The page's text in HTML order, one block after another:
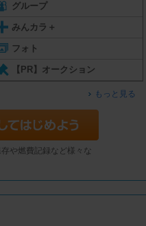
グループ
みんカラ＋
フォト
【PR】オークション
もっと見る
や燃費記録など様々な